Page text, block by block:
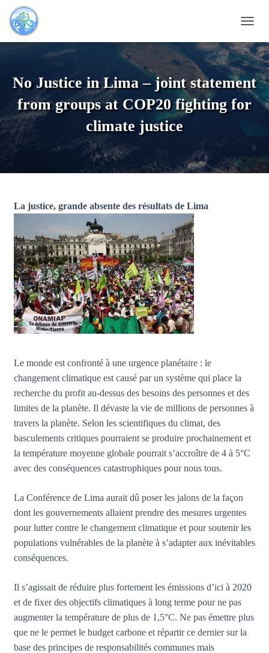
No Justice in Lima – joint statement
from groups at COP20 fighting for
climate justice
La justice, grande absente des résultats de Lima
Le monde est confronté à une urgence planétaire : le
changement climatique est causé par un système qui place la
recherche du profit au-dessus des besoins des personnes et des
limites de la planète. Il dévaste la vie de millions de personnes à
travers la planète. Selon les scientifiques du climat, des
basculements critiques pourraient se produire prochainement et
la température moyenne globale pourrait s’accroître de 4 à 5°C
avec des conséquences catastrophiques pour nous tous.
La Conférence de Lima aurait dû poser les jalons de la façon
dont les gouvernements allaient prendre des mesures urgentes
pour lutter contre le changement climatique et pour soutenir les
populations vulnérables de la planète à s’adapter aux inévitables
conséquences.
Il s’agissait de réduire plus fortement les émissions d’ici à 2020
et de fixer des objectifs climatiques à long terme pour ne pas
augmenter la température de plus de 1,5°C. Ne pas émettre plus
que ne le permet le budget carbone et répartir ce dernier sur la
base des principes de responsabilités communes mais